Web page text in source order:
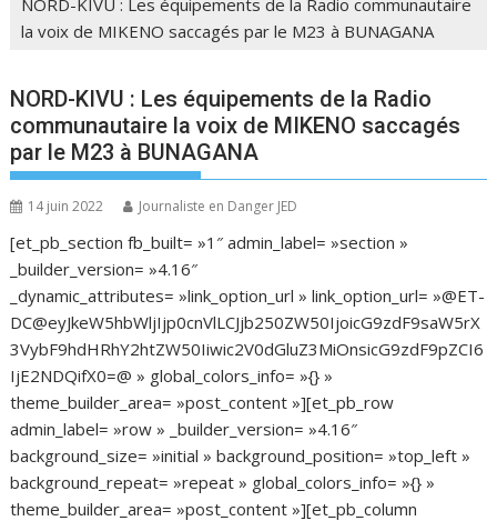
la voix de MIKENO saccagés par le M23 à BUNAGANA
NORD-KIVU : Les équipements de la Radio
communautaire la voix de MIKENO saccagés
par le M23 à BUNAGANA
14 juin 2022 Journaliste en Danger JED
[et_pb_section fb_built= »1″ admin_label= »section »
_builder_version= »4.16″
_dynamic_attributes= »link_option_url » link_option_url= »@ET-
DC@eyJkeW5hbWljIjp0cnVlLCJjb250ZW50IjoicG9zdF9saW5rX
3VybF9hdHRhY2htZW50Iiwic2V0dGluZ3MiOnsicG9zdF9pZCI6
IjE2NDQifX0=@ » global_colors_info= »{} »
theme_builder_area= »post_content »][et_pb_row
admin_label= »row » _builder_version= »4.16″
background_size= »initial » background_position= »top_left »
background_repeat= »repeat » global_colors_info= »{} »
theme_builder_area= »post_content »][et_pb_column